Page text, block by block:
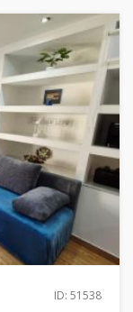
ID: 51538